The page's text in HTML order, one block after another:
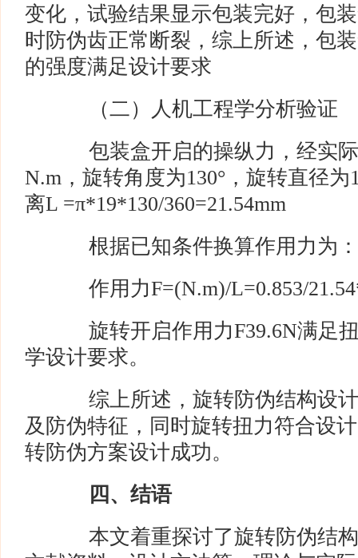
变化，试验结果显示包装完好，包
时防伪齿正常断裂，综上所述，包
的强度满足设计要求
（二）人机工程学分析验证
包装盒开启的操纵力，经实际
N.m，旋转角度为130°，旋转直径
离L =π*19*130/360=21.54mm
根据已知条件换算作用力为：
作用力F=(N.m)/L=0.853/
旋转开启作用力F39.6N满足扭
学设计要求。
综上所述，旋转防伪结构设计
及防伪特征，同时旋转扭力符合设
转防伪方案设计成功。
四、结语
本文着重探讨了旋转防伪结构